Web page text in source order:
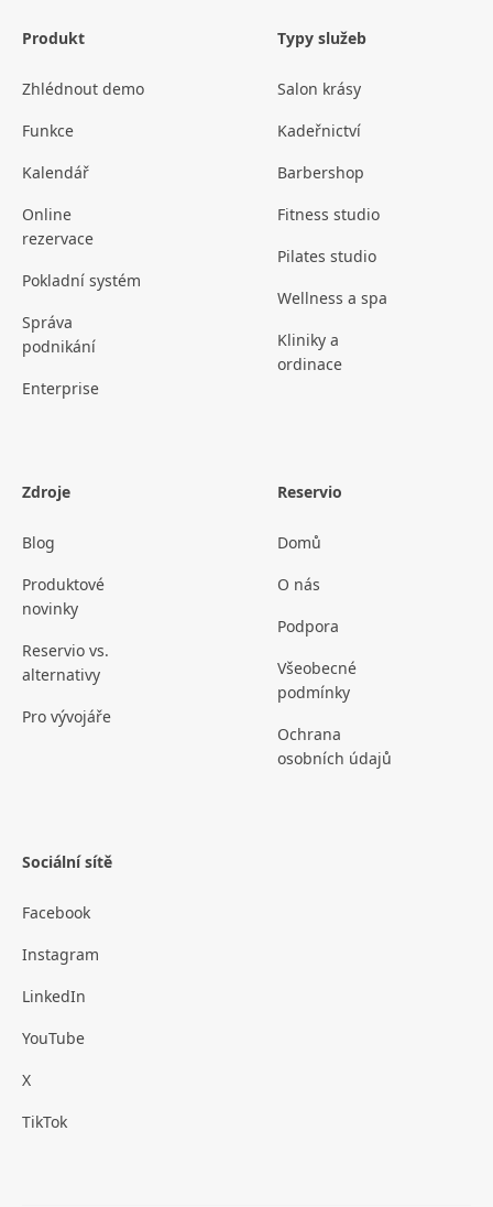
Produkt
Zhlédnout demo
Funkce
Kalendář
Online
rezervace
Pokladní systém
Správa
podnikání
Enterprise
Typy služeb
Salon krásy
Kadeřnictví
Barbershop
Fitness studio
Pilates studio
Wellness a spa
Kliniky a
ordinace
Zdroje
Blog
Produktové
novinky
Reservio vs.
alternativy
Pro vývojáře
Reservio
Domů
O nás
Podpora
Všeobecné
podmínky
Ochrana
osobních údajů
Sociální sítě
Facebook
Instagram
LinkedIn
YouTube
X
TikTok